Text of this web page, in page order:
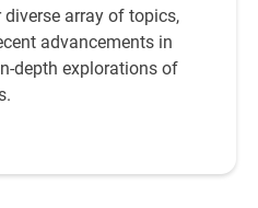
array of topics,
advancements in
depth explorations of